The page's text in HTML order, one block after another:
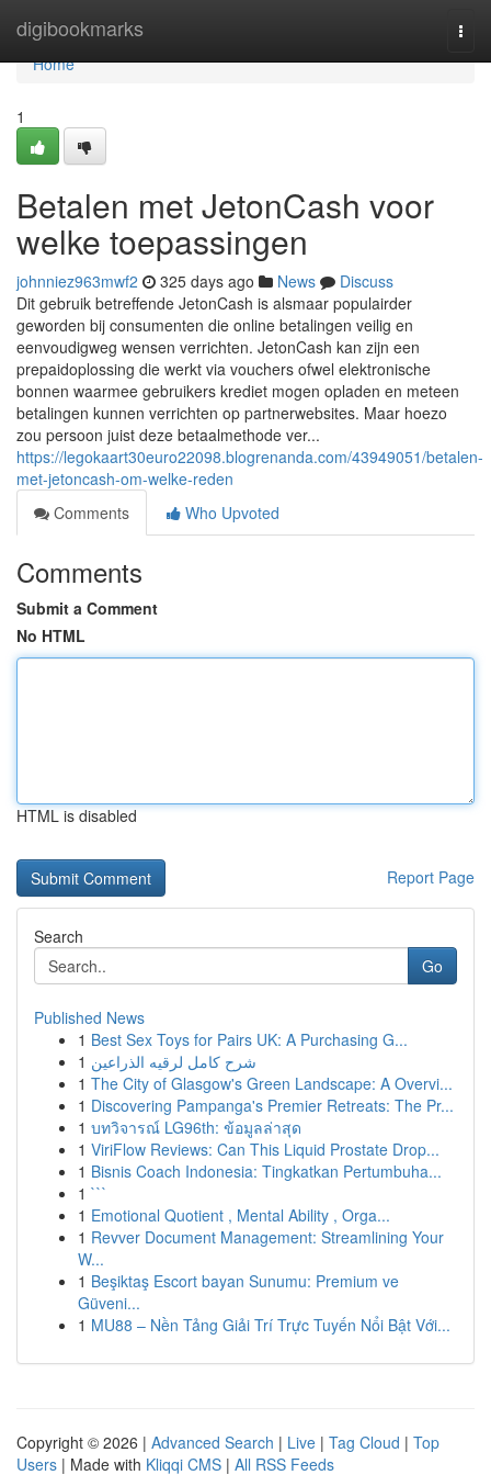
digibookmarks
Home
Home
1
Betalen met JetonCash voor
welke toepassingen
johnniez963mwf2 325 days ago News
Discuss
Dit gebruik betreffende JetonCash is alsmaar populairder
geworden bij consumenten die online betalingen veilig en
eenvoudigweg wensen verrichten. JetonCash kan zijn een
prepaidoplossing die werkt via vouchers ofwel elektronische
bonnen waarmee gebruikers krediet mogen opladen en meteen
betalingen kunnen verrichten op partnerwebsites. Maar hoezo
zou persoon juist deze betaalmethode ver...
https://legokaart30euro22098.blogrenanda.com/43949051/betalen-
met-jetoncash-om-welke-reden
Comments
Who Upvoted
Comments
Submit a Comment
No HTML
HTML is disabled
Report Page
Search
Go
Published News
1 Best Sex Toys for Pairs UK: A Purchasing G...
1 شرح كامل لرقيه الذراعين
1 The City of Glasgow's Green Landscape: A Overvi...
1 Discovering Pampanga's Premier Retreats: The Pr...
1 บทวิจารณ์ LG96th: ข้อมูลล่าสุด
1 ViriFlow Reviews: Can This Liquid Prostate Drop...
1 Bisnis Coach Indonesia: Tingkatkan Pertumbuha...
1 ```
1 Emotional Quotient , Mental Ability , Orga...
1 Revver Document Management: Streamlining Your
W...
1 Beşiktaş Escort bayan Sunumu: Premium ve
Güveni...
1 MU88 – Nền Tảng Giải Trí Trực Tuyến Nổi Bật Với...
Copyright © 2026 | Advanced Search | Live | Tag Cloud | Top
Users | Made with Kliqqi CMS | All RSS Feeds